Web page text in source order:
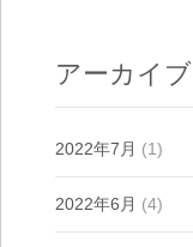
アーカイブ
2022年7月 (1)
2022年6月 (4)